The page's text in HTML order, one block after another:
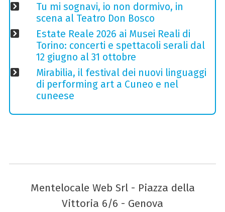
Tu mi sognavi, io non dormivo, in
scena al Teatro Don Bosco
Estate Reale 2026 ai Musei Reali di
Torino: concerti e spettacoli serali dal
12 giugno al 31 ottobre
Mirabilia, il festival dei nuovi linguaggi
di performing art a Cuneo e nel
cuneese
Mentelocale Web Srl - Piazza della
Vittoria 6/6 - Genova